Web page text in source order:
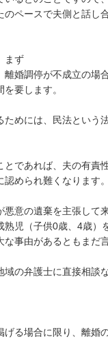
ペースで夫側と話し
まず
婚調停が不成立の場
要します。
めには、民法という
であれば、夫の有責
められ難くなります。
意の遺棄を主張して
児（子供0歳、4歳）
事由があるともまだ
の弁護士に直接相談
る場合に限り、離婚